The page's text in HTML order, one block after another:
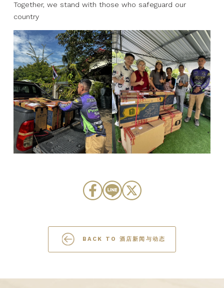
Together, we stand with those who safeguard our
country
BACK TO 酒店新闻与动态